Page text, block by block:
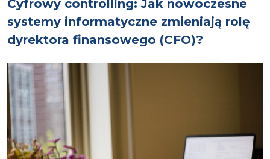
Cyfrowy controlling: Jak nowoczesne
systemy informatyczne zmieniają rolę
dyrektora finansowego (CFO)?